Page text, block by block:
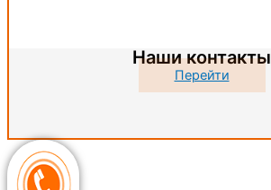
Наши контакты
Перейти